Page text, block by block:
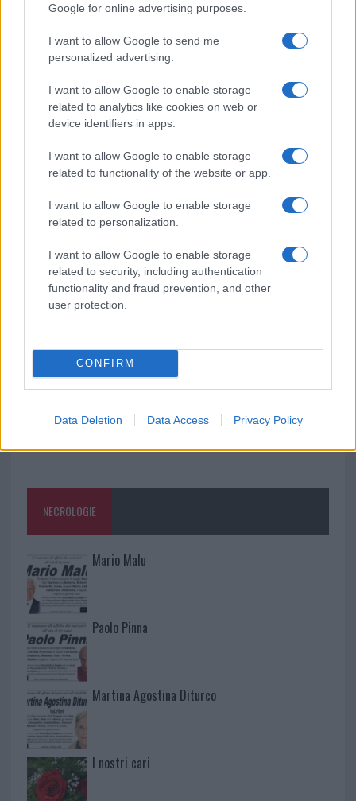
Google for online advertising purposes.
I want to allow Google to send me
personalized advertising.
I want to allow Google to enable storage
related to analytics like cookies on web or
device identifiers in apps.
I want to allow Google to enable storage
related to functionality of the website or app.
I want to allow Google to enable storage
related to personalization.
I want to allow Google to enable storage
related to security, including authentication
functionality and fraud prevention, and other
user protection.
CONFIRM
Data Deletion Data Access Privacy Policy
Incidente sulla strada provinciale ad Arzachena,
un ferito
Sangue, musica e solidarietà con Avis Olbia al
Delta Center
Meteo Olbia 9 agosto, temperature in calo
Salmo finisce in ospedale a Catania, ma il tour
Jovanotti, Gabry Ponte e Alfa: Olbia ombelico del
mondo per una notte
NECROLOGIE
Mario Malu
Paolo Pinna
Martina Agostina Diturco
I nostri cari